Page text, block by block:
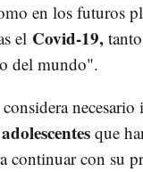
en los futuros
el Covid-19,
del mundo".
que
continuar con su